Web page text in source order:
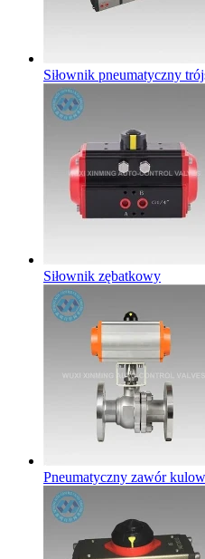
Siłownik pneumatyczny
Siłownik zębatkowy
Pneumatyczny zawór